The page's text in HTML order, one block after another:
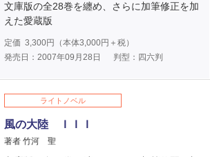
文庫版の全28巻を纏め、さらに加筆修正を加
えた愛蔵版
定価 3,300円（本体3,000円＋税）
発売日：2007年09月28日
判型：四六判
ライトノベル
風の大陸 ＩＩＩ
著者 竹河 聖